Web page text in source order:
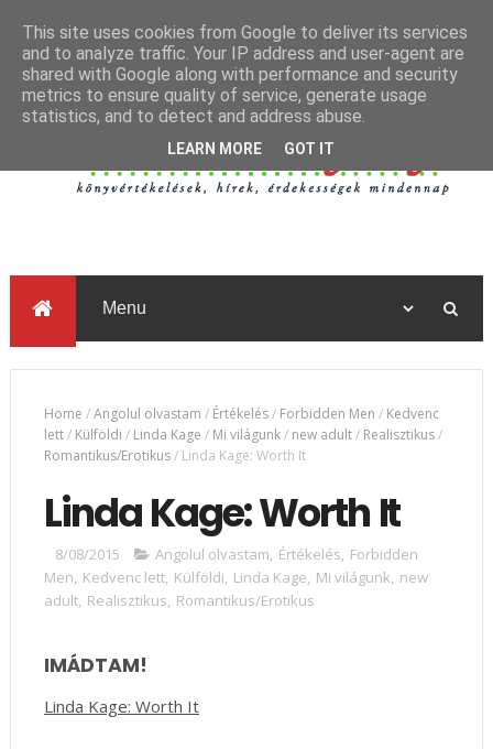
Home /Angolul olvastam / Értékelés/ Forbidden Men / Kedvenc
lett/ Külföldi / Linda Kage / Mi világunk/ new adult/ Realisztikus/
Romantikus/Erotikus/ Linda Kage: Worth It
Linda Kage: Worth It
8/08/2015 Angolul olvastam, Értékelés, Forbidden
Men, Kedvenc lett, Külföldi, Linda Kage, Mi világunk, new
adult, Realisztikus, Romantikus/Erotikus
IMÁDTAM!
Linda Kage: Worth It
This site uses cookies from Google to deliver its services
and to analyze traffic. Your IP address and user-agent are
shared with Google along with performance and security
metrics to ensure quality of service, generate usage
statistics, and to detect and address abuse.
LEARN MORE GOT IT